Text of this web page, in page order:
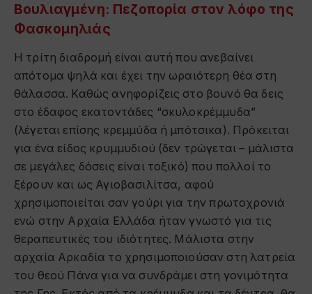
Βουλιαγμένη: Πεζοπορία στον λόφο της
Φασκομηλιάς
Η τρίτη διαδρομή είναι αυτή που ανεβαίνει
απότομα ψηλά και έχει την ωραιότερη θέα στη
θάλασσα. Καθώς ανηφορίζεις στο βουνό θα δεις
στο έδαφος εκατοντάδες “σκυλοκρέμμυδα”
(λέγεται επίσης κρεμμύδα ή μπότσικα). Πρόκειται
για ένα είδος κρυμμυδιού (δεν τρώγεται – μάλιστα
σε μεγάλες δόσεις είναι τοξικό) που πολλοί το
ξέρουν και ως Αγιοβασιλίτσα, αφού
χρησιμοποιείται σαν γούρι για την πρωτοχρονιά
ενώ στην Αρχαία Ελλάδα ήταν γνωστό για τις
θεραπευτικές του ιδιότητες. Μάλιστα στην
αρχαία Αρκαδία το χρησιμοποιούσαν στη λατρεία
του θεού Πάνα για να συνδράμει στη γονιμότητα